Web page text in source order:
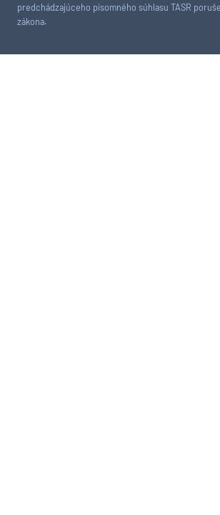
predchádzajúceho písomného súhlasu TASR
zákona.